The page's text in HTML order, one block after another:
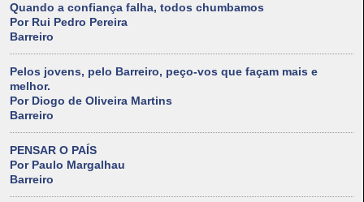
Quando a confiança falha, todos chumbamos
Por Rui Pedro Pereira
Barreiro
Pelos jovens, pelo Barreiro, peço-vos que façam mais e
melhor.
Por Diogo de Oliveira Martins
Barreiro
PENSAR O PAÍS
Por Paulo Margalhau
Barreiro